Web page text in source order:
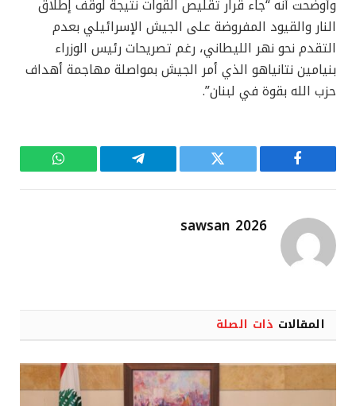
وأوضحت أنه “جاء قرار تقليص القوات نتيجة لوقف إطلاق
النار والقيود المفروضة على الجيش الإسرائيلي بعدم
التقدم نحو نهر الليطاني، رغم تصريحات رئيس الوزراء ​
بنيامين نتانياهو​ الذي أمر الجيش بمواصلة مهاجمة أهداف
حزب الله بقوة في لبنان”.
فيسبوك تويتر تيلقرام واتساب
sawsan 2026
المقالات ذات الصلة